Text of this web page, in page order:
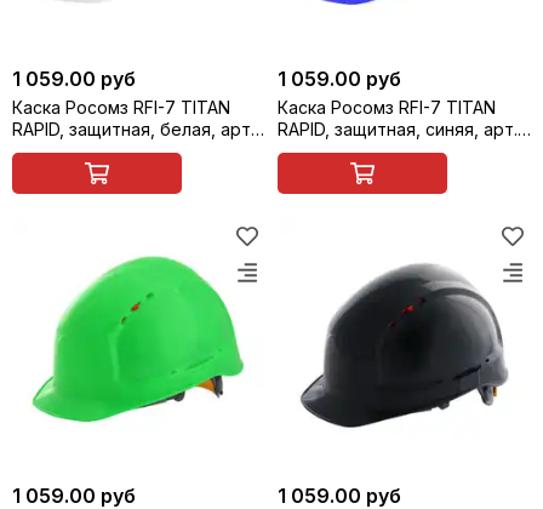
1 059.00 руб
Каска Росомз RFI-7 TITAN
RAPID, защитная, белая, арт.
71717
1 059.00 руб
Каска Росомз RFI-7 TITAN
RAPID, защитная, синяя, арт.
71718
1 059.00 руб 1 059.00 руб